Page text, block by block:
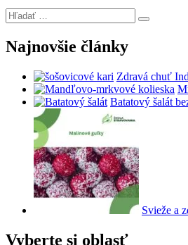
Hľadať:
Hľadanie
Najnovšie články
Zdravá chuť
Batatový šalát
Svieže a
Vyberte si oblasť